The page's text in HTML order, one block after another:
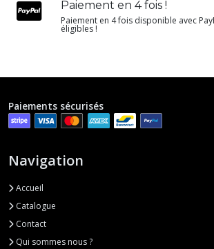
Paiement en 4 fois !
Paiement en 4 fois disponible avec
éligibles !
Paiements sécurisés
Navigation
Accueil
Catalogue
Contact
Qui sommes nous ?